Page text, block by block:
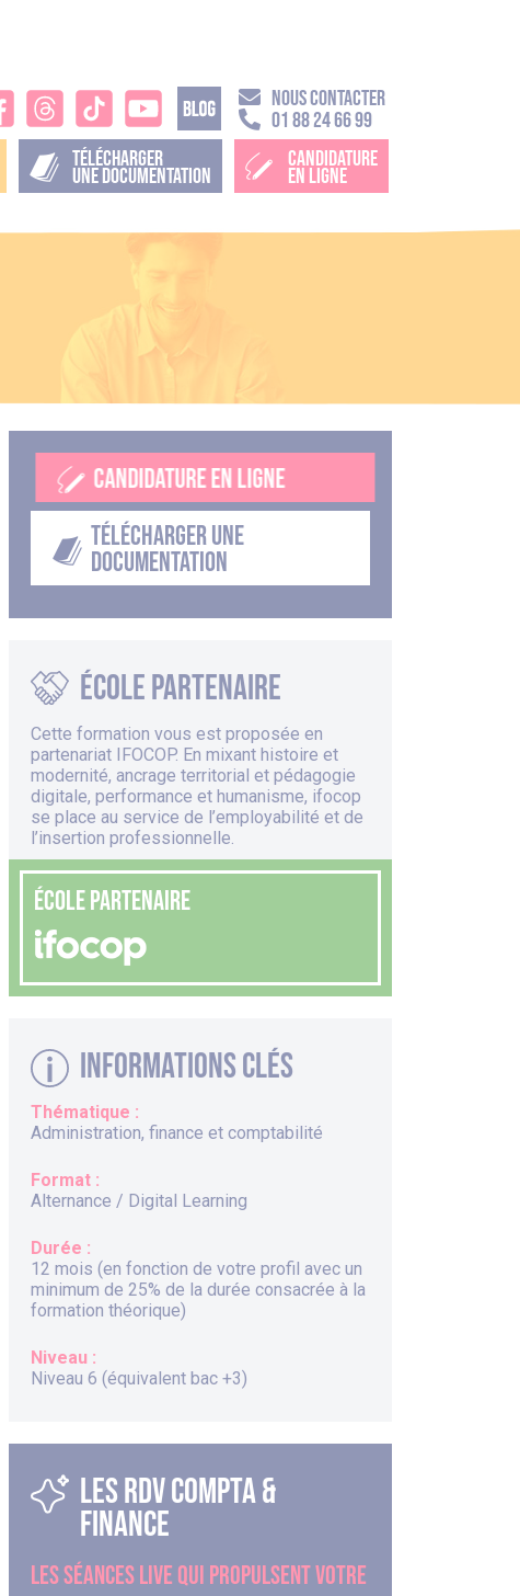
NOUS CONTACTER
01 88 24 66 99
TÉLÉCHARGER
UNE DOCUMENTATION
CANDIDATURE
EN LIGNE
CANDIDATURE EN LIGNE
TÉLÉCHARGER UNE
DOCUMENTATION
école partenaire
Cette formation vous est proposée en
partenariat IFOCOP. En mixant histoire et
modernité, ancrage territorial et pédagogie
digitale, performance et humanisme, ifocop
se place au service de l’employabilité et de
l’insertion professionnelle.
ÉCOLE PARTENAIRE
Informations clés
Thématique :
Administration, finance et comptabilité
Format :
Alternance / Digital Learning
Durée :
12 mois (en fonction de votre profil avec un
minimum de 25% de la durée consacrée à la
formation théorique)
Niveau :
Niveau 6 (équivalent bac +3)
LES RDV COMPTA &
FINANCE
LES SÉANCES LIVE QUI PROPULSENT VOTRE